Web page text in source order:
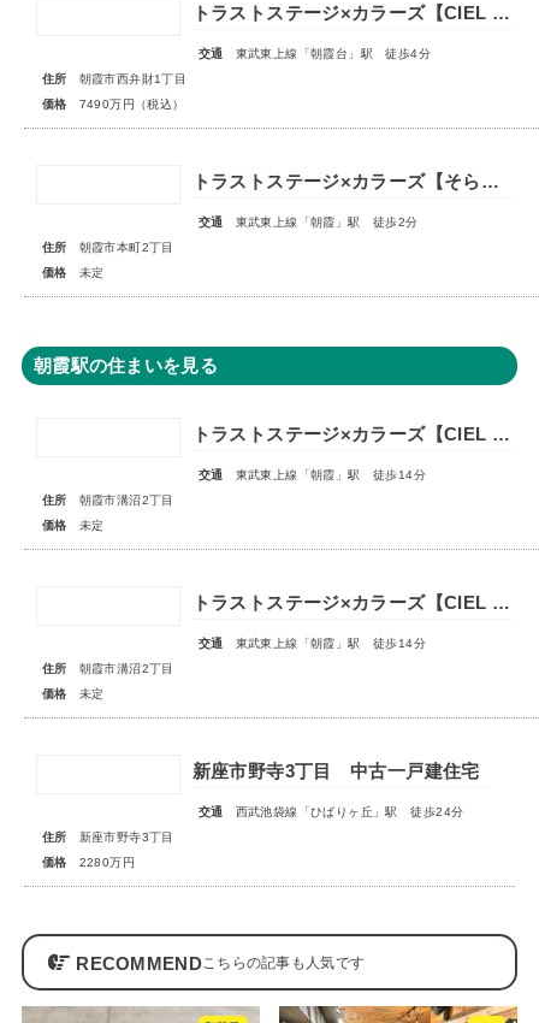
トラストステージ×カラーズ【CIEL VILLA】朝霞市西弁財1丁目2期 ★限定1棟 販売開始★
交通
東武東上線「朝霞台」駅 徒歩4分
住所
朝霞市西弁財1丁目
価格
7490万円（税込）
トラストステージ×カラーズ【そらいろ空間】朝霞市本町2丁目14期 全3棟◇販売予告◇
交通
東武東上線「朝霞」駅 徒歩2分
住所
朝霞市本町2丁目
価格
未定
朝霞駅の住まいを見る
トラストステージ×カラーズ【CIEL VILLA】朝霞市溝沼2丁目21期 全4棟◆販売予告◆
交通
東武東上線「朝霞」駅 徒歩14分
住所
朝霞市溝沼2丁目
価格
未定
トラストステージ×カラーズ【CIEL VILLA】朝霞市溝沼2丁目21期 全4棟◆販売予告◆
交通
東武東上線「朝霞」駅 徒歩14分
住所
朝霞市溝沼2丁目
価格
未定
新座市野寺3丁目 中古一戸建住宅
交通
西武池袋線「ひばりヶ丘」駅 徒歩24分
住所
新座市野寺3丁目
価格
2280万円
RECOMMEND